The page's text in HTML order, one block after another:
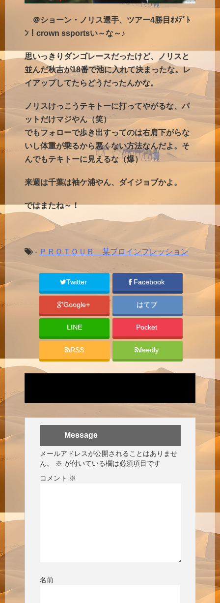
＠ショーン・ノリス選手、ツアー4勝目ｵﾒﾃﾞﾄ
ﾝ！crown ssportsい～な～♪
思いっきりダンゴレースだったけど、ノリスと
並んだ秋吉が18番で池に入れて決まったな。レ
イアップしてたらどうだったんかな。
ノリスけっこうテキトーに打ってやがるな、パ
ットだけマジやん（笑）
でもフォローで歩き出すってのは右肩下がらな
いし体重が乗るから悪くない方法なんだよ。そ
んでもテキトーに見えるな（爆）
来週は千葉は袖ケ浦やん、ダイジョブかよ。
ではまたね～！
- ＰＲＯＴＯＵＲ 某プロインプレッション
Twitter Facebook
Google+ はてブ
LINE Pocket
RSS feedly
Message
メールアドレスが公開されることはありませ
ん。
※ が付いている欄は必須項目です
コメント ※
名前